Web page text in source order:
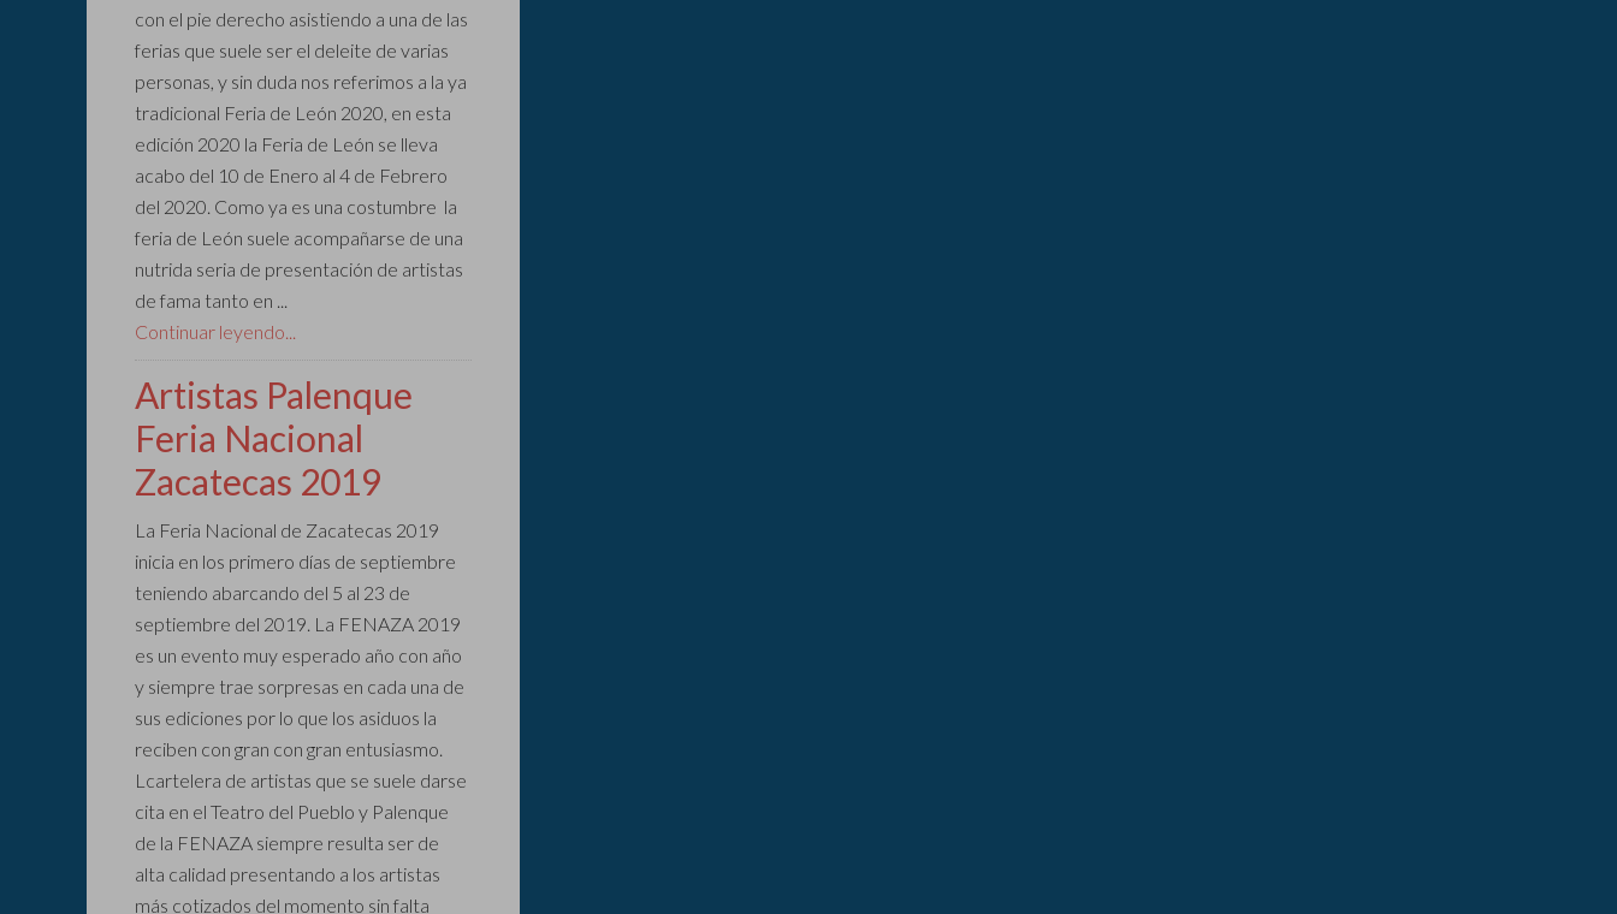
con el pie derecho asistiendo a una de las
ferias que suele ser el deleite de varias
personas, y sin duda nos referimos a la ya
tradicional Feria de León 2020, en esta
edición 2020 la Feria de León se lleva
acabo del 10 de Enero al 4 de Febrero
del 2020. Como ya es una costumbre la
feria de León suele acompañarse de una
nutrida seria de presentación de artistas
de fama tanto en ...
Continuar leyendo...
Artistas Palenque
Feria Nacional
Zacatecas 2019
La Feria Nacional de Zacatecas 2019
inicia en los primero días de septiembre
teniendo abarcando del 5 al 23 de
septiembre del 2019. La FENAZA 2019
es un evento muy esperado año con año
y siempre trae sorpresas en cada una de
sus ediciones por lo que los asiduos la
reciben con gran con gran entusiasmo.
Lcartelera de artistas que se suele darse
cita en el Teatro del Pueblo y Palenque
de la FENAZA siempre resulta ser de
alta calidad presentando a los artistas
más cotizados del momento sin falta